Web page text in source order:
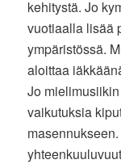
kehitystä. Jo
vuotiaalla lisää
ympäristössä.
aloittaa
Jo
vaikutuksia